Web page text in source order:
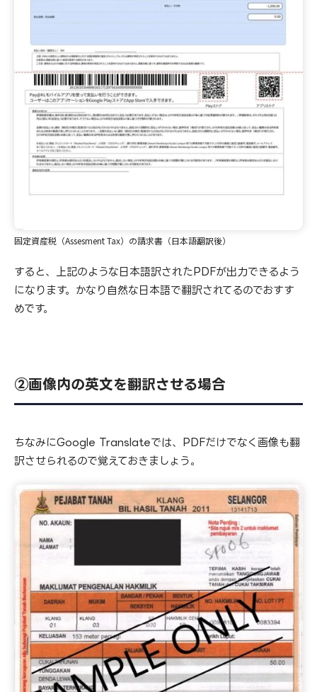
固定資産税（Assesment Tax）の請求書（日本語翻訳後）
すると、上記のような日本語訳されたPDFが出力できるよう
になります。かなり自然な日本語で翻訳されてるのでおすす
めです。
②画像内の英文を翻訳させる場合
ちなみにGoogle Translateでは、PDFだけでなく画像も翻
訳させられるので覚えておきましょう。